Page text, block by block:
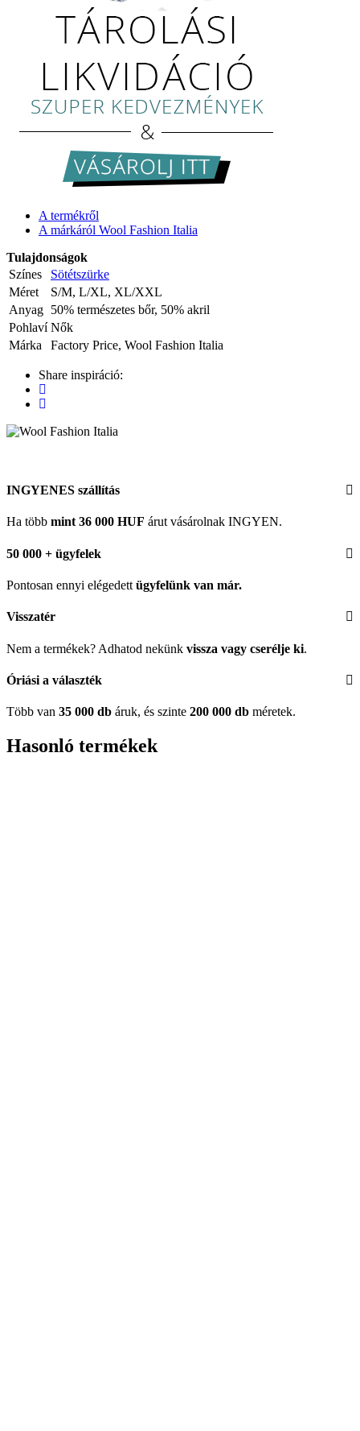
A termékről
A márkáról Wool Fashion Italia
Tulajdonságok
Színes
Sötétszürke
Méret
S/M, L/XL, XL/XXL
Anyag 50% természetes bőr, 50% akril
Pohlaví Nők
Márka
Factory Price, Wool Fashion Italia
Share inspiráció:
INGYENES szállítás
Ha több mint 36 000 HUF árut vásárolnak INGYEN.
50 000 + ügyfelek
Pontosan ennyi elégedett ügyfelünk van már.
Visszatér
Nem a termékek? Adhatod nekünk vissza vagy cserélje ki.
Óriási a választék
Több van 35 000 db áruk, és szinte 200 000 db méretek.
Hasonló termékek